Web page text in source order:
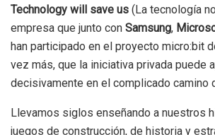
Technology will save us (La tecnología
empresa que junto con Samsung,
han participado en el proyecto micro:bit
vez más, que la iniciativa privada puede
decisivamente en el complicado camino
Llevamos siglos enseñando a nuestros
juegos de construcción, de historia y